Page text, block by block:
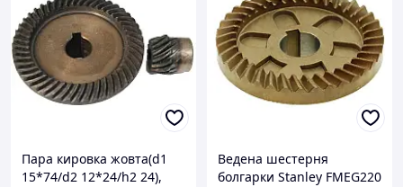
Пара кировка жовта(d1
15*74/d2 12*24/h2 24),
Ведена шестерня
болгарки Stanley FMEG220